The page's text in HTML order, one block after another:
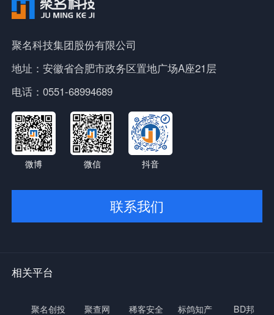
聚名科技集团股份有限公司
地址：安徽省合肥市政务区置地广场A座21层
电话：0551-68994689
微博 微信 抖音
联系我们
相关平台
聚名创投 聚查网 稀客安全 标鸽知产 BD邦